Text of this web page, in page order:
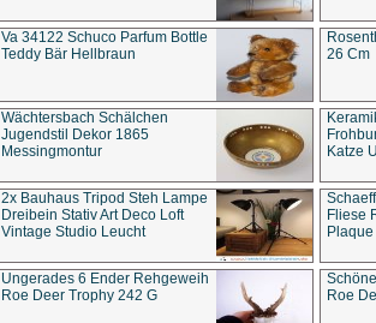
Va 34122 Schuco Parfum Bottle
Teddy Bär Hellbraun
26 Cm
Wächtersbach Schälchen
Jugendstil Dekor 1865
Messingmontur
Katze
2x Bauhaus Tripod Steh Lampe
Dreibein Stativ Art Deco Loft
Vintage Studio Leucht
Fliese
Ungerades 6 Ender Rehgeweih
Roe Deer Trophy 242 G
Roe